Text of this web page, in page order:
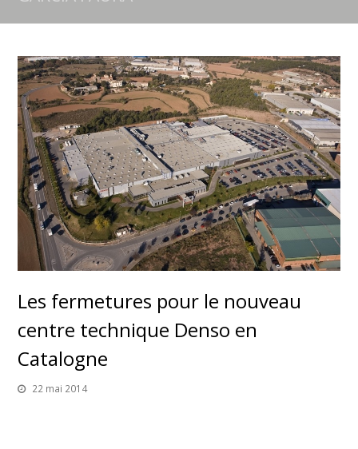
Les fermetures pour le nouveau
centre technique Denso en
Catalogne
22 mai 2014